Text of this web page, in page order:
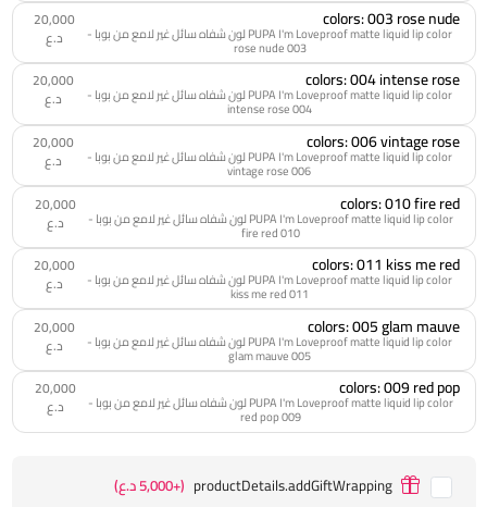
colors: 003 rose nude
PUPA I'm Loveproof matte liquid lip color لون شفاه سائل غير لامع من بوبا -
003 rose nude
20,000
د.ع
colors: 004 intense rose
PUPA I'm Loveproof matte liquid lip color لون شفاه سائل غير لامع من بوبا -
004 intense rose
20,000
د.ع
colors: 006 vintage rose
PUPA I'm Loveproof matte liquid lip color لون شفاه سائل غير لامع من بوبا -
006 vintage rose
20,000
د.ع
colors: 010 fire red
PUPA I'm Loveproof matte liquid lip color لون شفاه سائل غير لامع من بوبا -
010 fire red
20,000
د.ع
colors: 011 kiss me red
PUPA I'm Loveproof matte liquid lip color لون شفاه سائل غير لامع من بوبا -
011 kiss me red
20,000
د.ع
colors: 005 glam mauve
PUPA I'm Loveproof matte liquid lip color لون شفاه سائل غير لامع من بوبا -
005 glam mauve
20,000
د.ع
colors: 009 red pop
PUPA I'm Loveproof matte liquid lip color لون شفاه سائل غير لامع من بوبا -
009 red pop
20,000
د.ع
productDetails.addGiftWrapping (+5,000 د.ع)